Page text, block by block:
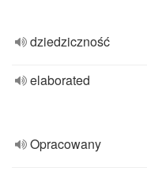
dziedziczność
elaborated
Opracowany